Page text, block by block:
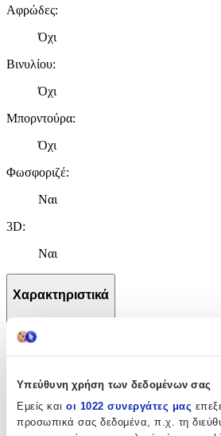
Υπεύθυνη χρήση των δεδομένων σας
Εμείς και οι 1022 συνεργάτες μας
προσωπικά σας δεδομένα, π.χ. τη
Αφρώδες:
Όχι
Βινυλίου:
Όχι
Μπορντούρα:
Όχι
Φωσφοριζέ:
Ναι
3D:
Ναι
Χαρακτηριστικά
+
Χαρακτηριστικά
Κατασκευαστής: